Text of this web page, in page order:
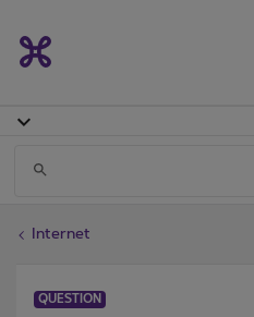
Internet
QUESTION